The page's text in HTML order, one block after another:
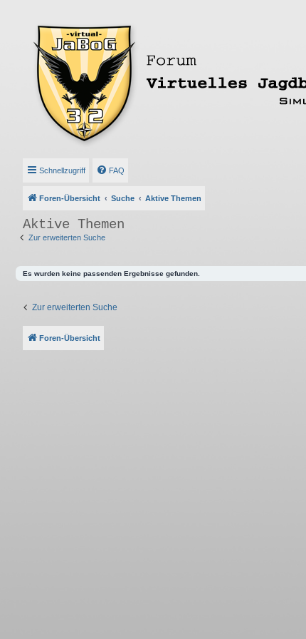
Schnellzugriff FAQ
Foren-Übersicht Suche Aktive Themen
Aktive Themen
Zur erweiterten Suche
Es wurden keine passenden Ergebnisse gefunden.
Zur erweiterten Suche
Foren-Übersicht